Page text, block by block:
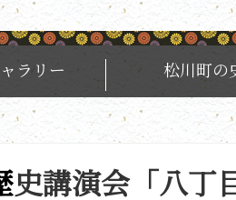
ラリー 松川町の
開催されまし